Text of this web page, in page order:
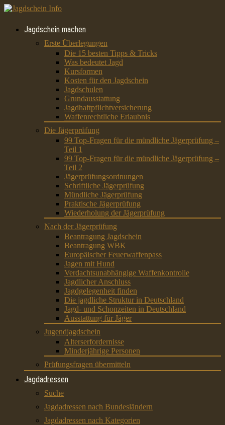
Jagdschein machen
Erste Überlegungen
Die 15 besten Tipps & Tricks
Was bedeutet Jagd
Kursformen
Kosten für den Jagdschein
Jagdschulen
Grundausstattung
Jagdhaftpflichtversicherung
Waffenrechtliche Erlaubnis
Die Jägerprüfung
99 Top-Fragen für die mündliche Jägerprüfung –
Teil 1
99 Top-Fragen für die mündliche Jägerprüfung –
Teil 2
Jägerprüfungsordnungen
Schriftliche Jägerprüfung
Mündliche Jägerprüfung
Praktische Jägerprüfung
Wiederholung der Jägerprüfung
Nach der Jägerprüfung
Beantragung Jagdschein
Beantragung WBK
Europäischer Feuerwaffenpass
Jagen mit Hund
Verdachtsunabhängige Waffenkontrolle
Jagdlicher Anschluss
Jagdgelegenheit finden
Die jagdliche Struktur in Deutschland
Jagd- und Schonzeiten in Deutschland
Ausstattung für Jäger
Jugendjagdschein
Alterserfordernisse
Minderjährige Personen
Prüfungsfragen übermitteln
Jagdadressen
Suche
Jagdadressen nach Bundesländern
Jagdadressen nach Kategorien